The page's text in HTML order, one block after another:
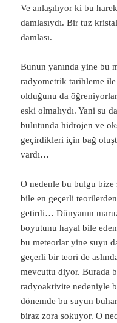
Ve anlaşılıyor ki bu
damlasıydı. Bir tuz
damlası.
Bunun yanında yine bu
radyometrik tarihleme
olduğunu da
eski olmalıydı. Yani su
bulutunda hidrojen ve
geçirdikleri için bağ
vardı…
O nedenle bu bulgu
bile en geçerli
getirdi… Dünyanın
boyutunu hayal bile
bu meteorlar yine suyu
geçerli bir teori de
mevcuttu diyor. Burada
radyoaktivite nedeniyle
dönemde bu suyun
biraz zora sokuyor. O